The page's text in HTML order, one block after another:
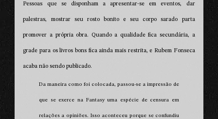
Pessoas que se disponham a apresentar-se em eventos, dar
palestras, mostrar seu rosto bonito e seu corpo sarado parta
promover a própria obra. Quando a qualidade fica secundária, a
grade para os livros bons fica ainda mais restrita, e Rubem Fonseca
acaba não sendo publicado.
Da maneira como foi colocada, passou-se a impressão de
que se exerce na Fantasy uma espécie de censura em
relações a opiniões. Isso aconteceu porque se confundiu